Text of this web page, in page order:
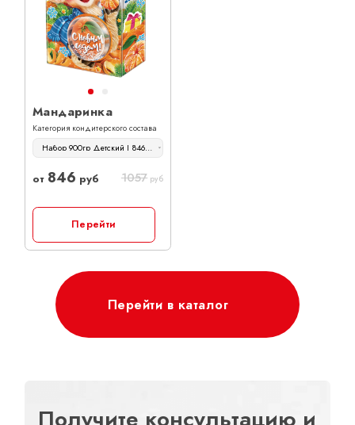
Мандаринка
Категория кондитерского состава
Набор 900гр Детский | 846 руб
от 846 руб 1057 руб
Перейти
Перейти в каталог